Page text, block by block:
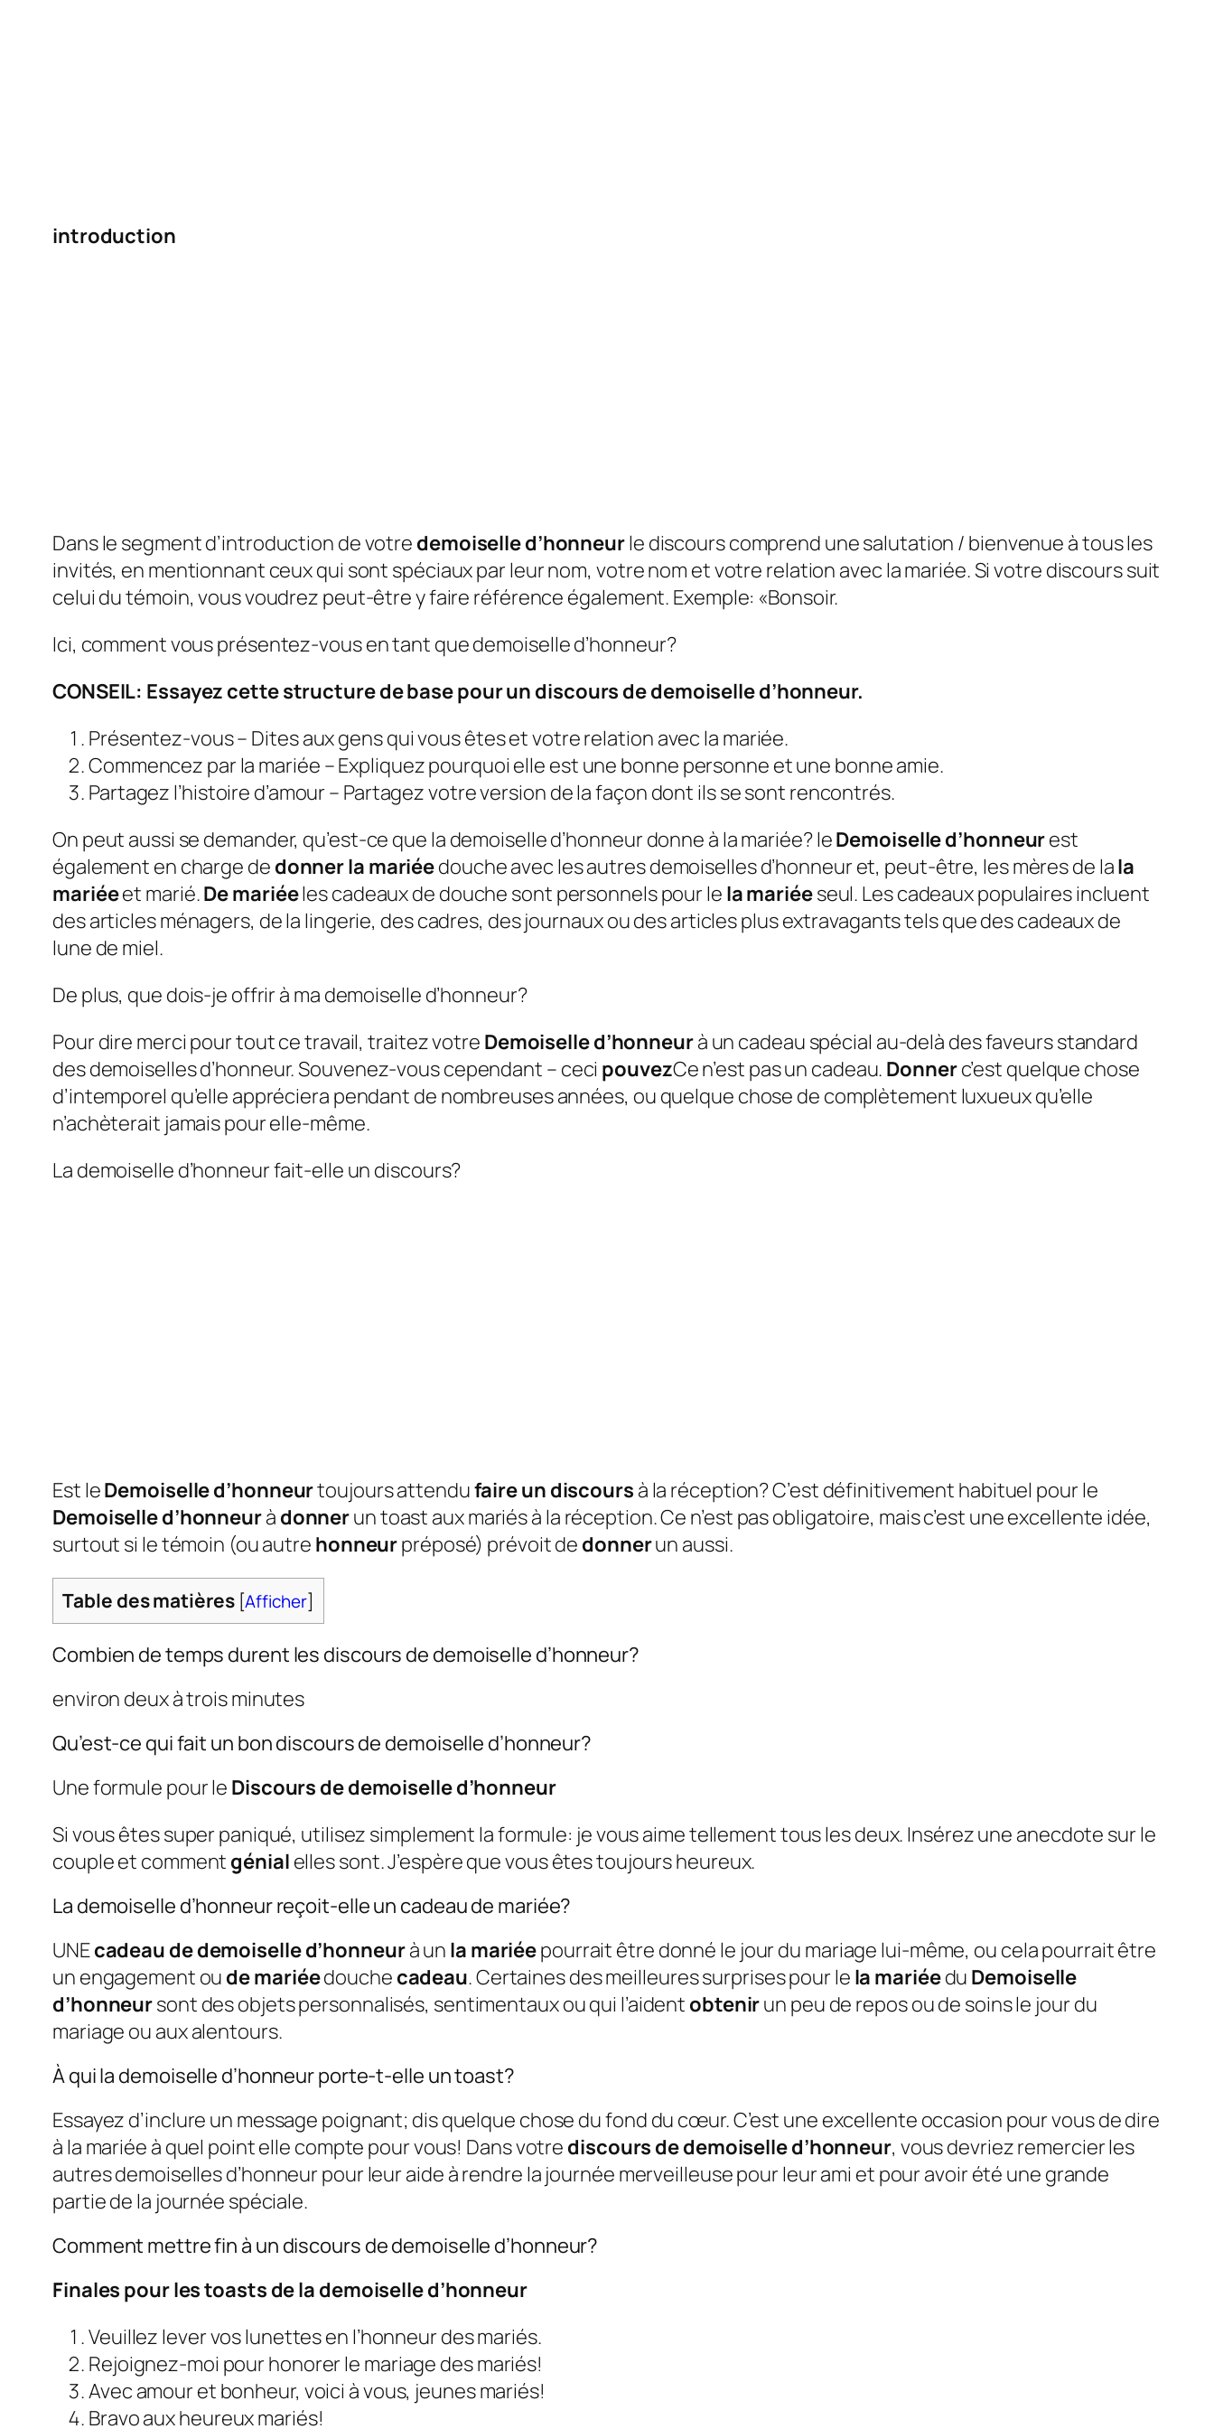
introduction
Dans le segment d’introduction de votre demoiselle d’honneurle discours comprend une salutation / bienvenue à tous les
invités, en mentionnant ceux qui sont spéciaux par leur nom, votre nom et votre relation avec la mariée. Si votre discours suit
celui du témoin, vous voudrez peut-être y faire référence également. Exemple: «Bonsoir.
Ici, comment vous présentez-vous en tant que demoiselle d’honneur?
CONSEIL: Essayez cette structure de base pour un discours de demoiselle d’honneur.
Présentez-vous – Dites aux gens qui vous êtes et votre relation avec la mariée.
Commencez par la mariée – Expliquez pourquoi elle est une bonne personne et une bonne amie.
Partagez l’histoire d’amour – Partagez votre version de la façon dont ils se sont rencontrés.
On peut aussi se demander, qu’est-ce que la demoiselle d’honneur donne à la mariée?leDemoiselle d’honneurest
également en charge de donner la mariéedouche avec les autres demoiselles d’honneur et, peut-être, les mères de lala
mariéeet marié.De mariéeles cadeaux de douche sont personnels pour le la mariéeseul. Les cadeaux populaires incluent
des articles ménagers, de la lingerie, des cadres, des journaux ou des articles plus extravagants tels que des cadeaux de
lune de miel.
De plus, que dois-je offrir à ma demoiselle d’honneur?
Pour dire merci pour tout ce travail, traitez votre Demoiselle d’honneurà un cadeau spécial au-delà des faveurs standard
des demoiselles d’honneur. Souvenez-vous cependant – ceci pouvezCe n’est pas un cadeau. Donnerc’est quelque chose
d’intemporel qu’elle appréciera pendant de nombreuses années, ou quelque chose de complètement luxueux qu’elle
n’achèterait jamais pour elle-même.
La demoiselle d’honneur fait-elle un discours?
Est leDemoiselle d’honneurtoujours attendufaire un discours à la réception? C’est définitivement habituel pour le
Demoiselle d’honneurà donnerun toast aux mariés à la réception. Ce n’est pas obligatoire, mais c’est une excellente idée,
surtout si le témoin (ou autre honneurpréposé) prévoit de donnerun aussi.
Table des matières [Afficher]
Combien de temps durent les discours de demoiselle d’honneur?
environ deux à trois minutes
Qu’est-ce qui fait un bon discours de demoiselle d’honneur?
Une formule pour le Discours de demoiselle d’honneur
Si vous êtes super paniqué, utilisez simplement la formule: je vous aime tellement tous les deux. Insérez une anecdote sur le
couple et comment génial elles sont. J’espère que vous êtes toujours heureux.
La demoiselle d’honneur reçoit-elle un cadeau de mariée?
UNEcadeau de demoiselle d’honneurà un la mariéepourrait être donné le jour du mariage lui-même, ou cela pourrait être
un engagement ou de mariéedouche cadeau. Certaines des meilleures surprises pour le la mariéedu Demoiselle
d’honneursont des objets personnalisés, sentimentaux ou qui l’aident obtenirun peu de repos ou de soins le jour du
mariage ou aux alentours.
À qui la demoiselle d’honneur porte-t-elle un toast?
Essayez d’inclure un message poignant; dis quelque chose du fond du cœur. C’est une excellente occasion pour vous de dire
à la mariée à quel point elle compte pour vous! Dans votre discours de demoiselle d’honneur, vous devriez remercier les
autres demoiselles d’honneur pour leur aide à rendre la journée merveilleuse pour leur ami et pour avoir été une grande
partie de la journée spéciale.
Comment mettre fin à un discours de demoiselle d’honneur?
Finales pour les toasts de la demoiselle d’honneur
Veuillez lever vos lunettes en l’honneur des mariés.
Rejoignez-moi pour honorer le mariage des mariés!
Avec amour et bonheur, voici à vous, jeunes mariés!
Bravo aux heureux mariés!